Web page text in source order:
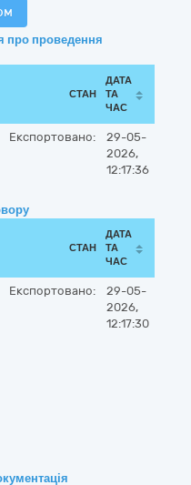
про проведення
СТАН
ДАТА
ТА
ЧАС
Експортовано:
29-05-
2026,
12:17:36
СТАН
ДАТА
ТА
ЧАС
Експортовано:
29-05-
2026,
12:17:30